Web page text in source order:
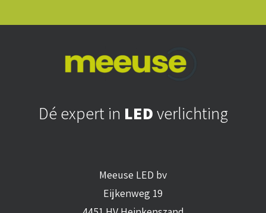
Dé expert in LEDverlichting
Meeuse LED bv
Eijkenweg 19